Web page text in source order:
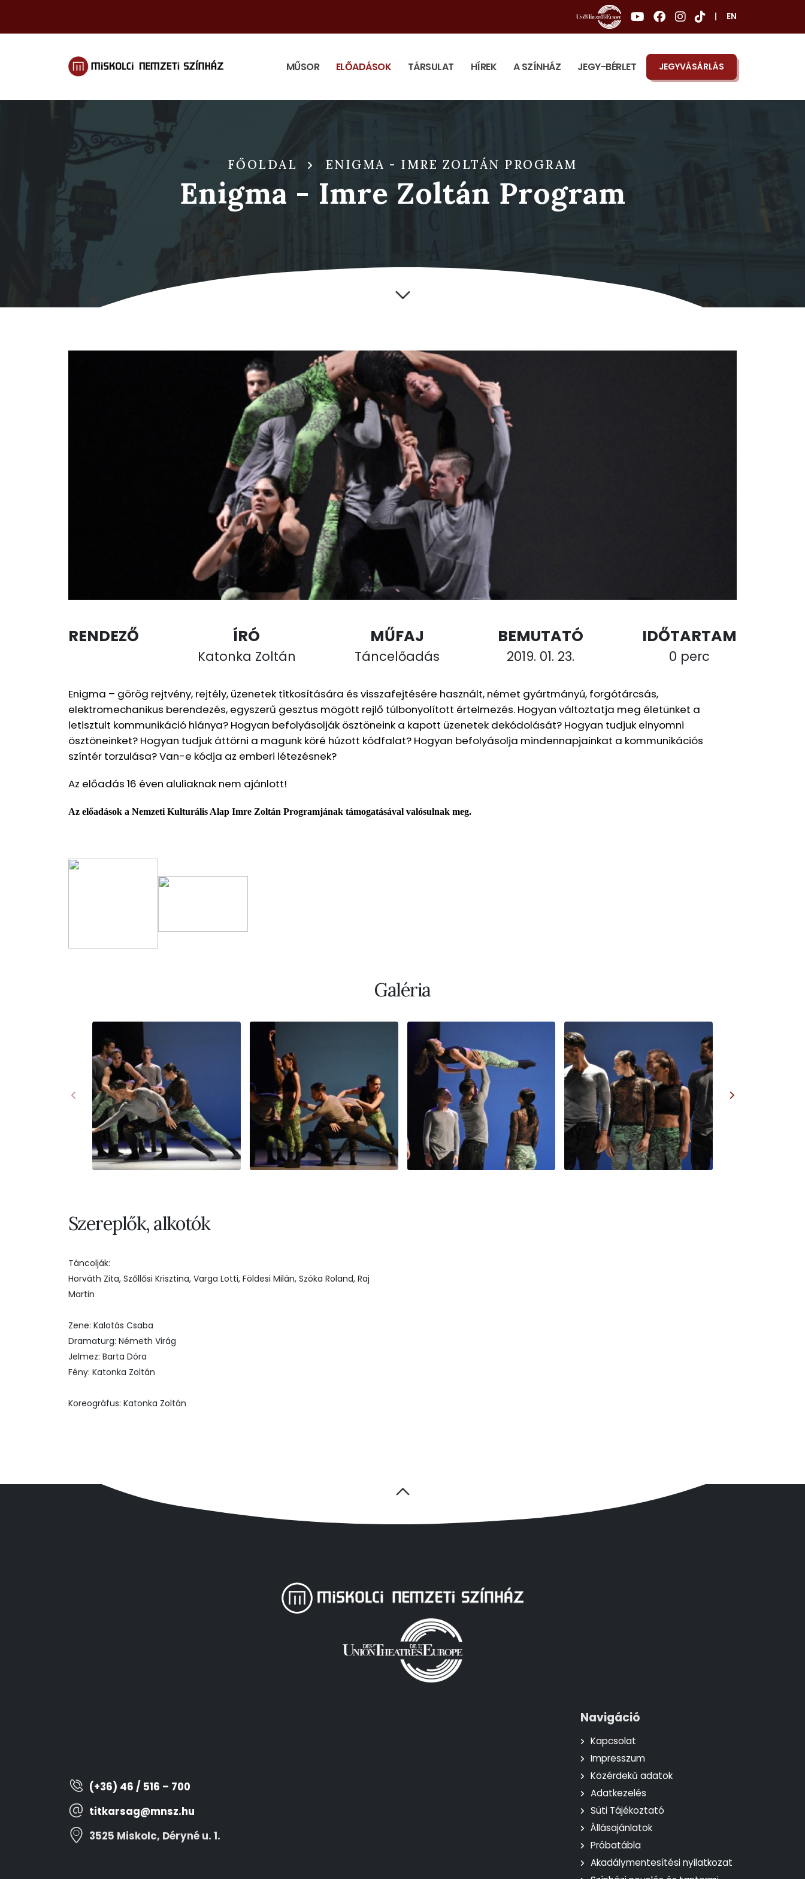
EN
MŰSOR ELŐADÁSOK TÁRSULAT HÍREK A SZÍNHÁZ JEGY-BÉRLET JEGYVÁSÁRLÁS
FŐOLDAL ENIGMA - IMRE ZOLTÁN PROGRAM
Enigma - Imre Zoltán Program
RENDEZŐ ÍRÓ
Katonka Zoltán
MŰFAJ
Táncelőadás
BEMUTATÓ
2019. 01. 23.
IDŐTARTAM
0 perc
Enigma – görög rejtvény, rejtély, üzenetek titkosítására és visszafejtésére használt, német gyártmányú, forgótárcsás,
elektromechanikus berendezés, egyszerű gesztus mögött rejlő túlbonyolított értelmezés. Hogyan változtatja meg életünket a
letisztult kommunikáció hiánya? Hogyan befolyásolják ösztöneink a kapott üzenetek dekódolását? Hogyan tudjuk elnyomni
ösztöneinket? Hogyan tudjuk áttörni a magunk köré húzott kódfalat? Hogyan befolyásolja mindennapjainkat a kommunikációs
színtér torzulása? Van-e kódja az emberi létezésnek?
Az előadás 16 éven aluliaknak nem ajánlott!
Az előadások a Nemzeti Kulturális Alap Imre Zoltán Programjának támogatásával valósulnak meg.
Galéria
Szereplők, alkotók
Táncolják:
Horváth Zita, Szőllősi Krisztina, Varga Lotti, Földesi Milán, Szóka Roland, Raj
Martin
Zene: Kalotás Csaba
Dramaturg: Németh Virág
Jelmez: Barta Dóra
Fény: Katonka Zoltán
Koreográfus: Katonka Zoltán
(+36) 46 / 516 – 700
titkarsag@mnsz.hu
3525 Miskolc, Déryné u. 1.
Navigáció
Kapcsolat
Impresszum
Közérdekű adatok
Adatkezelés
Süti Tájékoztató
Állásajánlatok
Próbatábla
Akadálymentesítési nyilatkozat